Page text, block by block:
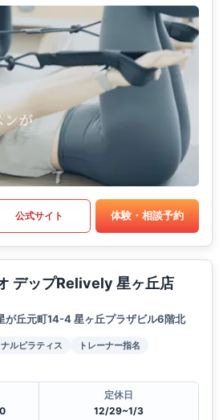
公式サイト 体験・相談予約
デップRelively 星ヶ丘店
が丘元町14-4 星ヶ丘プラザビル6階北
ルピラティス
トレーナー指名
定休日
12/29~1/3